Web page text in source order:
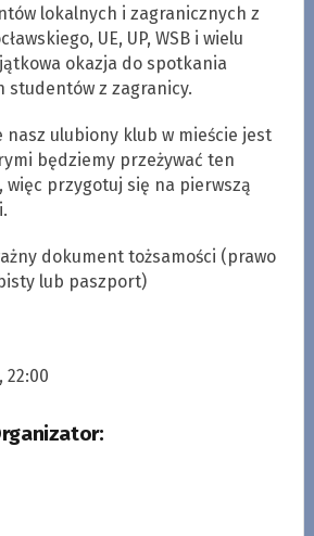
lokalnych i zagranicznych z
UE, UP, WSB i wielu
okazja do spotkania
studentów z zagranicy.
nasz ulubiony klub w mieście jest
będziemy przeżywać ten
więc przygotuj się na pierwszą
dokument tożsamości (prawo
lub paszport)
, 22:00